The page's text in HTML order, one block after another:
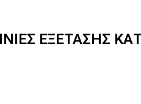
ΕΞΕΤΑΣΗΣ